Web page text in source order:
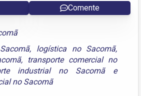
Comente
, logística no Sacomã,
,
transporte comercial no
industrial no Sacomãe
no Sacomã